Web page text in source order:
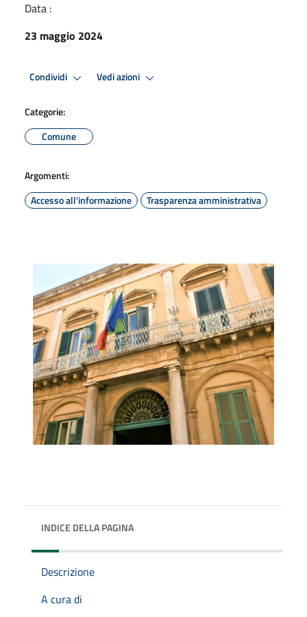
Data :
23 maggio 2024
Condividi Vedi azioni
Categorie:
Comune
Argomenti:
Accesso all'informazione
Trasparenza amministrativa
INDICE DELLA PAGINA
Descrizione
A cura di